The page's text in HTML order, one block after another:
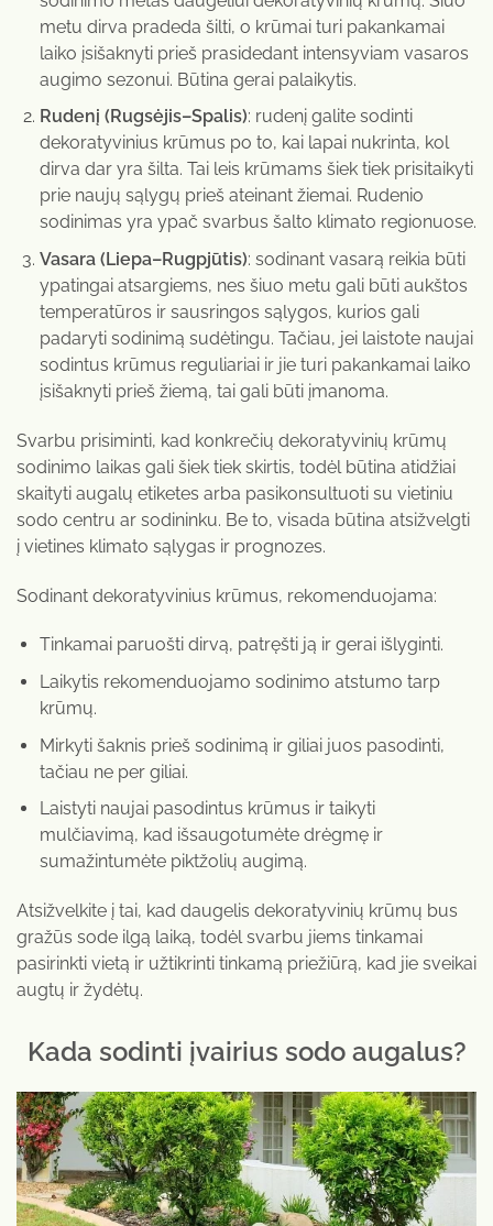
metu dirva pradeda šilti, o krūmai turi pakankamai
laiko įsišaknyti prieš prasidedant intensyviam vasaros
augimo sezonui. Būtina gerai palaikytis.
Rudenį (Rugsėjis–Spalis): rudenį galite sodinti
dekoratyvinius krūmus po to, kai lapai nukrinta, kol
dirva dar yra šilta. Tai leis krūmams šiek tiek prisitaikyti
prie naujų sąlygų prieš ateinant žiemai. Rudenio
sodinimas yra ypač svarbus šalto klimato regionuose.
Vasara (Liepa–Rugpjūtis): sodinant vasarą reikia būti
ypatingai atsargiems, nes šiuo metu gali būti aukštos
temperatūros ir sausringos sąlygos, kurios gali
padaryti sodinimą sudėtingu. Tačiau, jei laistote naujai
sodintus krūmus reguliariai ir jie turi pakankamai laiko
įsišaknyti prieš žiemą, tai gali būti įmanoma.
Svarbu prisiminti, kad konkrečių dekoratyvinių krūmų
sodinimo laikas gali šiek tiek skirtis, todėl būtina atidžiai
skaityti augalų etiketes arba pasikonsultuoti su vietiniu
sodo centru ar sodininku. Be to, visada būtina atsižvelgti
į vietines klimato sąlygas ir prognozes.
Sodinant dekoratyvinius krūmus, rekomenduojama:
Tinkamai paruošti dirvą, patręšti ją ir gerai išlyginti.
Laikytis rekomenduojamo sodinimo atstumo tarp
krūmų.
Mirkyti šaknis prieš sodinimą ir giliai juos pasodinti,
tačiau ne per giliai.
Laistyti naujai pasodintus krūmus ir taikyti
mulčiavimą, kad išsaugotumėte drėgmę ir
sumažintumėte piktžolių augimą.
Atsižvelkite į tai, kad daugelis dekoratyvinių krūmų bus
gražūs sode ilgą laiką, todėl svarbu jiems tinkamai
pasirinkti vietą ir užtikrinti tinkamą priežiūrą, kad jie sveikai
augtų ir žydėtų.
Kada sodinti įvairius sodo augalus?